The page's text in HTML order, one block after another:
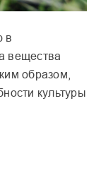
в
вещества
образом,
культуры